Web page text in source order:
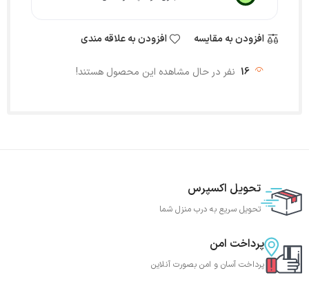
افزودن به مقایسه افزودن به علاقه مندی
16 نفر در حال مشاهده این محصول هستند!
تحویل اکسپرس
تحویل سریع به درب منزل شما
پرداخت امن
پرداخت آسان و امن بصورت آنلاین